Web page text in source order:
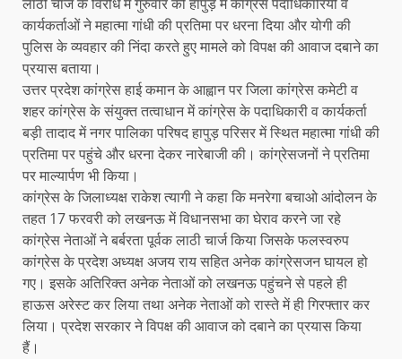
लाठी चार्ज के विरोध में गुरुवार को हापुड़ में कांग्रेस पदाधिकारियों व
कार्यकर्ताओं ने महात्मा गांधी की प्रतिमा पर धरना दिया और योगी की
पुलिस के व्यवहार की निंदा करते हुए मामले को विपक्ष की आवाज दबाने का
प्रयास बताया।
उत्तर प्रदेश कांग्रेस हाई कमान के आह्वान पर जिला कांग्रेस कमेटी व
शहर कांग्रेस के संयुक्त तत्वाधान में कांग्रेस के पदाधिकारी व कार्यकर्ता
बड़ी तादाद में नगर पालिका परिषद हापुड़ परिसर में स्थित महात्मा गांधी की
प्रतिमा पर पहुंचे और धरना देकर नारेबाजी की। कांग्रेसजनों ने प्रतिमा
पर माल्यार्पण भी किया।
कांग्रेस के जिलाध्यक्ष राकेश त्यागी ने कहा कि मनरेगा बचाओ आंदोलन के
तहत 17 फरवरी को लखनऊ में विधानसभा का घेराव करने जा रहे
कांग्रेस नेताओं ने बर्बरता पूर्वक लाठी चार्ज किया जिसके फलस्वरुप
कांग्रेस के प्रदेश अध्यक्ष अजय राय सहित अनेक कांग्रेसजन घायल हो
गए। इसके अतिरिक्त अनेक नेताओं को लखनऊ पहुंचने से पहले ही
हाऊस अरेस्ट कर लिया तथा अनेक नेताओं को रास्ते में ही गिरफ्तार कर
लिया। प्रदेश सरकार ने विपक्ष की आवाज को दबाने का प्रयास किया
हैं।